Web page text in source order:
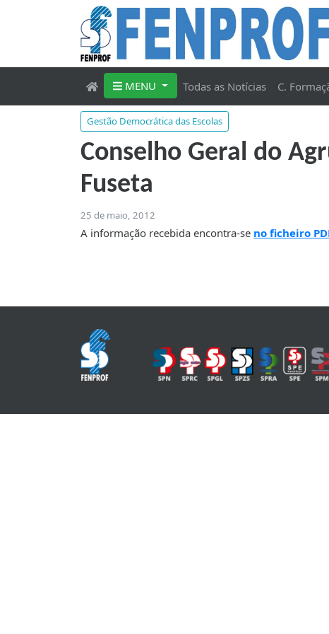
MENU Todas as Notícias C.
Gestão Democrática das Escolas
Conselho Geral do
Fuseta
25 de maio, 2012
A informação recebida encontra-se no ficheiro